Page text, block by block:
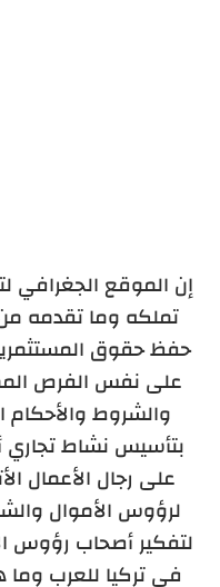
إن الموقع الجغرافي
تملكه وما تقدمه
حفظ حقوق
على نفس الفرص
والشروط والأحكام
بتأسيس نشاط تجاري
على رجال الأعمال
لرؤوس الأموال
لتفكير أصحاب رؤوس
في تركيا للعرب وما